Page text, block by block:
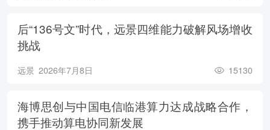
后“136号文”时代，远景四维能力破解风场增收
挑战
远景 2026年7月8日 15130
海博思创与中国电信临港算力达成战略合作，
携手推动算电协同新发展